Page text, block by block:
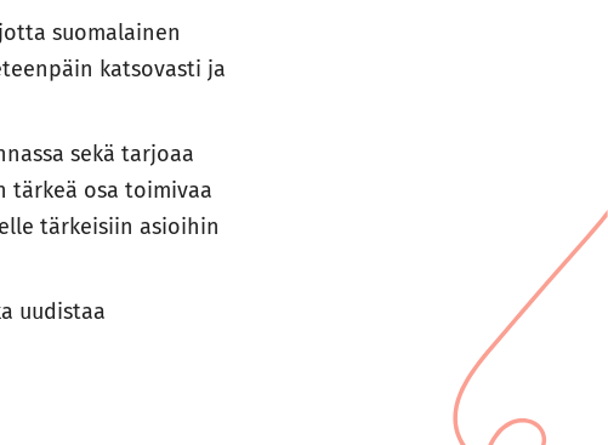
suomalainen
katsovasti ja
sekä tarjoaa
tärkeä osa toimivaa
tärkeisiin asioihin
uudistaa